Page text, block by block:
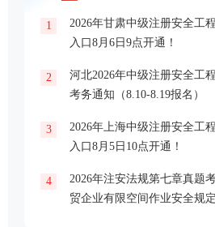
1
2026年甘肃中级注册安全工
入口8月6日9点开通！
2
河北2026年中级注册安全工
考务通知（8.10-8.19报名）
3
2026年上海中级注册安全工
入口8月5日10点开通！
4
2026年注安法规第七章真题
贸企业有限空间作业安全规定